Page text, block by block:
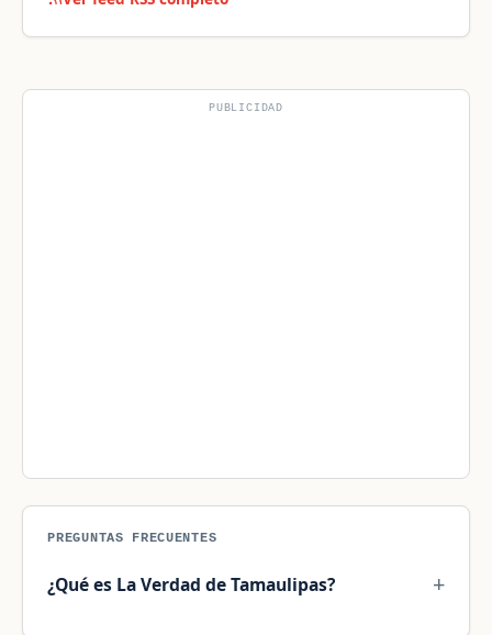
PUBLICIDAD
PREGUNTAS FRECUENTES
¿Qué es La Verdad de Tamaulipas?